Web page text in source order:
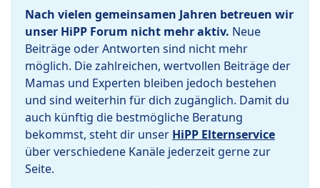
Nach vielen gemeinsamen Jahren betreuen wir
unser HiPP Forum nicht mehr aktiv. Neue
Beiträge oder Antworten sind nicht mehr
möglich. Die zahlreichen, wertvollen Beiträge der
Mamas und Experten bleiben jedoch bestehen
und sind weiterhin für dich zugänglich. Damit du
auch künftig die bestmögliche Beratung
bekommst, steht dir unser HiPP Elternservice
über verschiedene Kanäle jederzeit gerne zur
Seite.